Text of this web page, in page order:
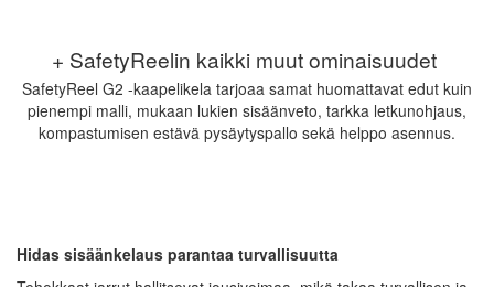
+ SafetyReelin kaikki muut ominaisuudet
SafetyReel G2 -kaapelikela tarjoaa samat huomattavat edut kuin
pienempi malli, mukaan lukien sisäänveto, tarkka letkunohjaus,
kompastumisen estävä pysäytyspallo sekä helppo asennus.
Hidas sisäänkelaus parantaa turvallisuutta